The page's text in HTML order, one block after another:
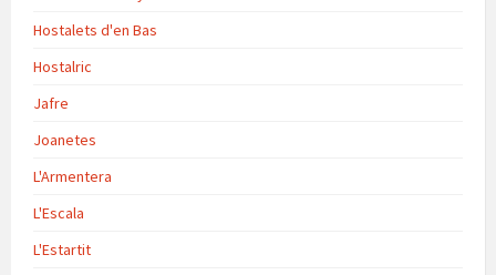
Hostalets d'en Bas
Hostalric
Jafre
Joanetes
L'Armentera
L'Escala
L'Estartit